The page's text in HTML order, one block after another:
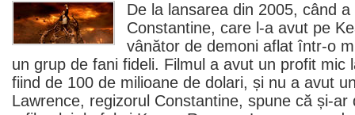
De la lansarea din 2005, când
Constantine, care l-a avut pe
vânător de demoni aflat într-o
un grup de fani fideli. Filmul a avut un profit mic
fiind de 100 de milioane de dolari, și nu a avut
Lawrence, regizorul Constantine, spune că și-